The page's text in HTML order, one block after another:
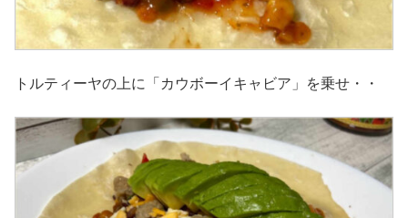
トルティーヤの上に「カウボーイキャビア」を乗せ・・